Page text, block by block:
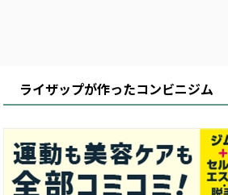
ライザップが作ったコンビニジム